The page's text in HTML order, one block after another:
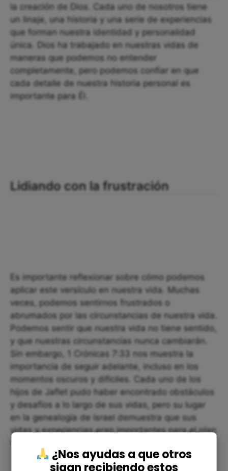
la creación de Dios. Cada uno de nosotros tiene
un linaje, una historia y una serie de experiencias
que forman nuestra identidad y personalidad
única. Dios ha trabajado en nuestras vidas de
maneras que podemos no entender
completamente, pero podemos confiar en que
cada detalle de nuestra historia personal es
importante para Él.
Lidiando con la frustración
Es importante reflexionar sobre cómo podemos
aplicar este versículo en nuestra vida. Muchas
veces, podemos sentirnos frustrados o
abrumados por las circunstancias de nuestra vida.
Podemos sentir que nuestra vida no tiene sentido,
y que nuestras circunstancias nunca cambiarán.
Sin embargo, 1 Crónicas 7:33 nos muestra la
importancia de seguir adelante, incluso en los
momentos oscuros y difíciles. Cada uno de los
hijos de Jaflet pudo haber encontrado obstáculos
y desafíos a lo largo de sus vidas, pero su lugar
en la genealogía de Israel demuestra que sus
vidas y experiencias eran importantes para el plan
de Dios.
¿Nos ayudas a que otros
sigan recibiendo estos